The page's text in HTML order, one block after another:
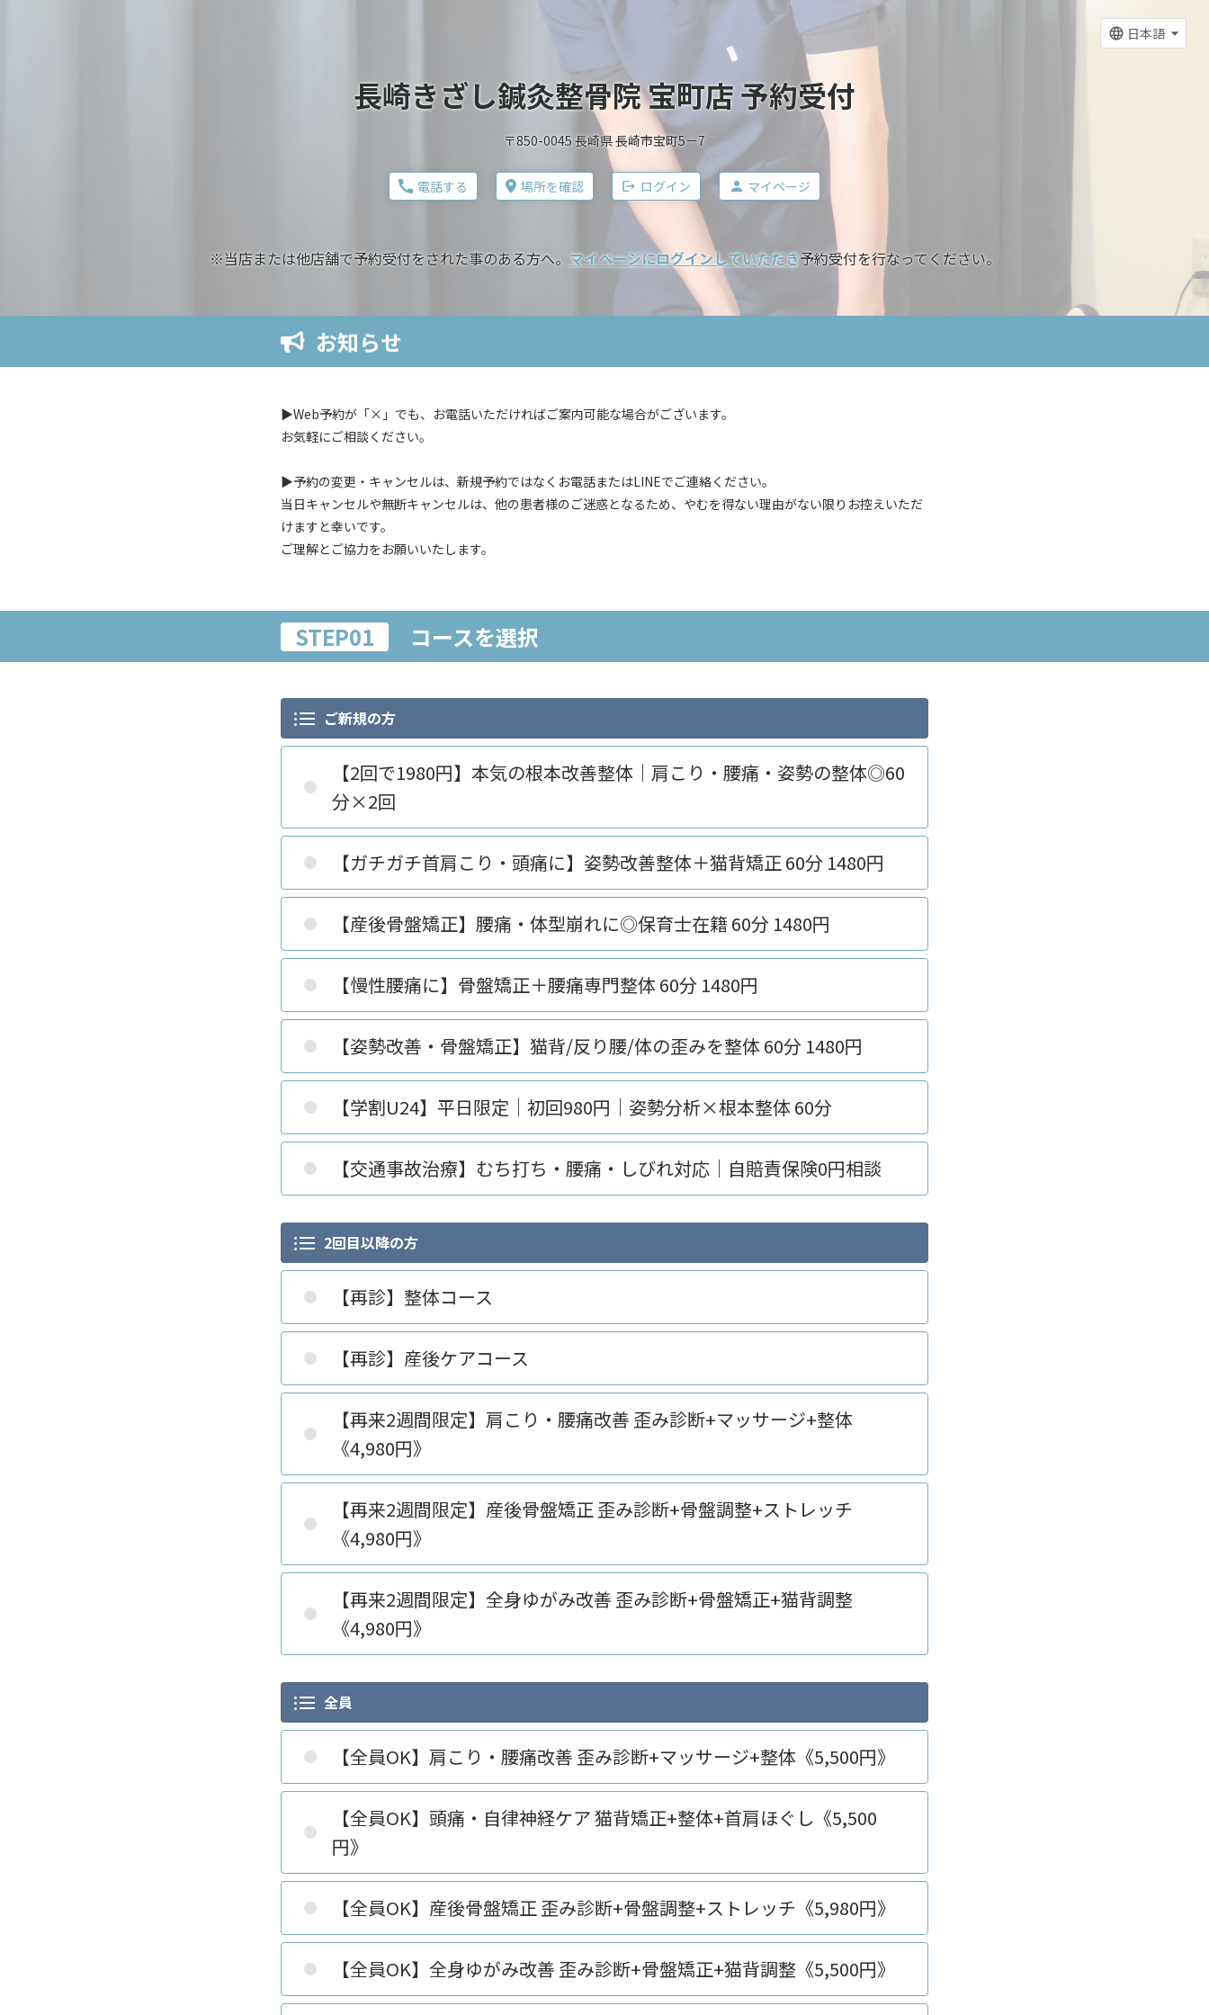
日本語
長崎きざし鍼灸整骨院 宝町店 予約受付
〒850-0045 長崎県 長崎市宝町5－7
電話する 場所を確認 ログイン マイページ
※当店または他店舗で予約受付をされた事のある方へ。 マイページにログインしていただき予約受付を行なってください。
お知らせ
▶Web予約が「×」でも、お電話いただければご案内可能な場合がございます。
お気軽にご相談ください。
▶予約の変更・キャンセルは、新規予約ではなくお電話またはLINEでご連絡ください。
当日キャンセルや無断キャンセルは、他の患者様のご迷惑となるため、やむを得ない理由がない限りお控えいただ
けますと幸いです。
ご理解とご協力をお願いいたします。
STEP01 コースを選択
ご新規の方
【2回で1980円】本気の根本改善整体｜肩こり・腰痛・姿勢の整体◎60
分×2回
【ガチガチ首肩こり・頭痛に】姿勢改善整体＋猫背矯正 60分 1480円
【産後骨盤矯正】腰痛・体型崩れに◎保育士在籍 60分 1480円
【慢性腰痛に】骨盤矯正＋腰痛専門整体 60分 1480円
【姿勢改善・骨盤矯正】猫背/反り腰/体の歪みを整体 60分 1480円
【学割U24】平日限定｜初回980円｜姿勢分析×根本整体 60分
【交通事故治療】むち打ち・腰痛・しびれ対応｜自賠責保険0円相談
2回目以降の方
【再診】整体コース
【再診】産後ケアコース
【再来2週間限定】肩こり・腰痛改善 歪み診断+マッサージ+整体
《4,980円》
【再来2週間限定】産後骨盤矯正 歪み診断+骨盤調整+ストレッチ
《4,980円》
【再来2週間限定】全身ゆがみ改善 歪み診断+骨盤矯正+猫背調整
《4,980円》
全員
【全員OK】肩こり・腰痛改善 歪み診断+マッサージ+整体《5,500円》
【全員OK】頭痛・自律神経ケア 猫背矯正+整体+首肩ほぐし《5,500
円》
【全員OK】産後骨盤矯正 歪み診断+骨盤調整+ストレッチ《5,980円》
【全員OK】全身ゆがみ改善 歪み診断+骨盤矯正+猫背調整《5,500円》